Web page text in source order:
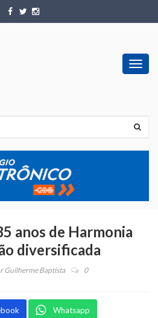
anos de Harmonia
diversificada
Guilherme Baptista 0
Whatsapp